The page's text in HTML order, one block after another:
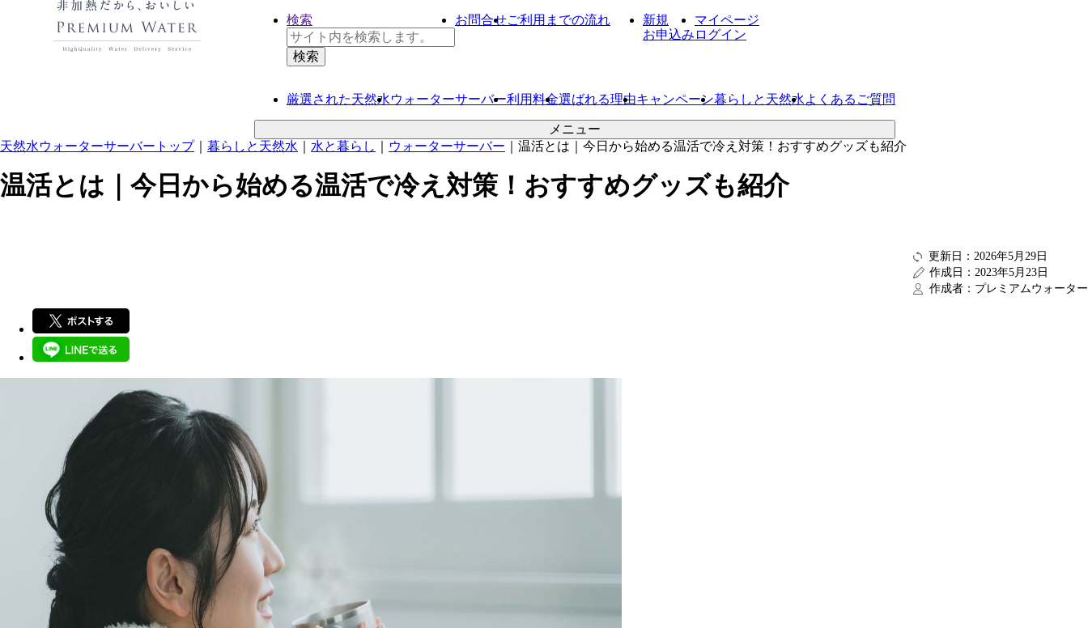
メニュー
厳選された天然水ウォーターサーバー利用料金選ばれる理由キャンペーン暮らしと天然水よくあるご質問
検索 お問合せご利用までの流れ
新規
お申込み
マイページ
ログイン
天然水ウォーターサーバートップ｜ 暮らしと天然水 水と暮らし ウォーターサーバー 温活とは｜今日から始める温活で冷え対策！おすすめグッズも紹介
温活とは｜今日から始める温活で冷え対策！おすすめグッズも紹介
更新日：2026年5月29日
作成日：2023年5月23日
作成者：プレミアムウォーター